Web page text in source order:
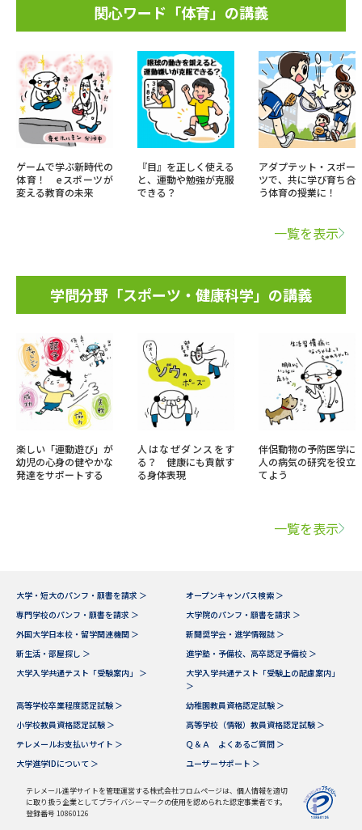
関心ワード「体育」の講義
ゲームで学ぶ新時代の
体育！ eスポーツが
変える教育の未来
『目』を正しく使える
と、運動や勉強が克服
できる？
アダプテット・スポー
ツで、共に学び育ち合
う体育の授業に！
一覧を表示
学問分野「スポーツ・健康科学」の講義
楽しい「運動遊び」が
幼児の心身の健やかな
発達をサポートする
人はなぜダンスをす
る？ 健康にも貢献す
る身体表現
伴侶動物の予防医学に
人の病気の研究を役立
てよう
一覧を表示
大学・短大のパンフ・願書を請求 ＞
オープンキャンパス検索 ＞
専門学校のパンフ・願書を請求 ＞
大学院のパンフ・願書を請求 ＞
外国大学日本校・留学関連機関 ＞
新聞奨学会・進学情報誌 ＞
新生活・部屋探し ＞
進学塾・予備校、高卒認定予備校 ＞
大学入学共通テスト「受験案内」 ＞
大学入学共通テスト「受験上の配慮案内」
＞
高等学校卒業程度認定試験 ＞
幼稚園教員資格認定試験 ＞
小学校教員資格認定試験 ＞
高等学校（情報）教員資格認定試験 ＞
テレメールお支払いサイト ＞
Ｑ＆Ａ よくあるご質問 ＞
大学進学IDについて ＞
ユーザーサポート ＞
テレメール進学サイトを管理運営する株式会社フロムページは、個人情報を適切
に取り扱う企業としてプライバシーマークの使用を認められた認定事業者です。
登録番号 10860126